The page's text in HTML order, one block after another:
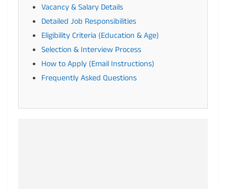
Vacancy & Salary Details
Detailed Job Responsibilities
Eligibility Criteria (Education & Age)
Selection & Interview Process
How to Apply (Email Instructions)
Frequently Asked Questions